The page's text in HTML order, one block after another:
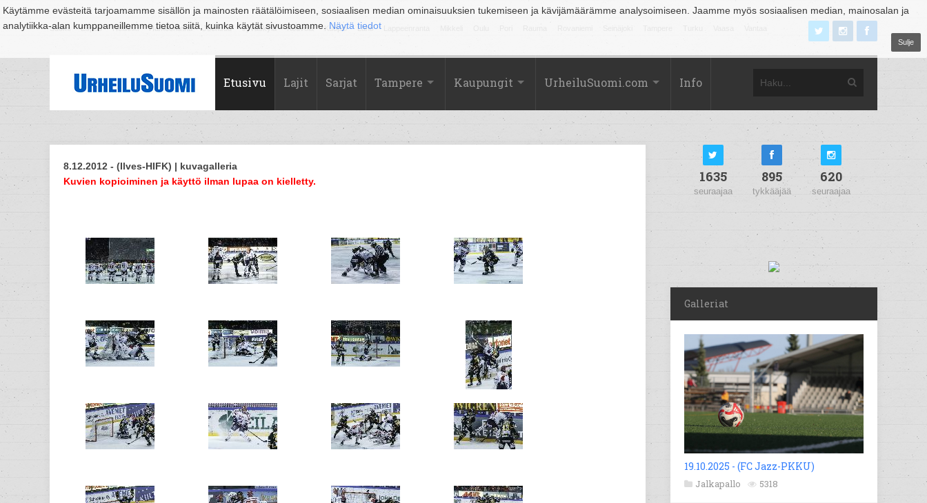
Käytämme evästeitä tarjoamamme sisällön ja mainosten räätälöimiseen, sosiaalisen median ominaisuuksien tukemiseen ja kävijämäärämme analysoimiseen. Jaamme myös sosiaalisen median, mainosalan ja
analytiikka-alan kumppaneillemme tietoa siitä, kuinka käytät sivustoamme. Näytä tiedot
Sulje
Suomi Espoo Helsinki Hämeenlinna Joensuu Jyväskylä Kouvola Kuopio Lahti
Etusivu Lajit Sarjat Tampere Kaupungit UrheiluSuomi.com Info
8.12.2012 - (Ilves-HIFK) | kuvagalleria
Kuvien kopioiminen ja käyttö ilman lupaa on kielletty.
1635
seuraajaa
895
tykkääjää
620
seuraajaa
Galleriat
19.10.2025 - (FC Jazz-PKKU)
Jalkapallo 5318